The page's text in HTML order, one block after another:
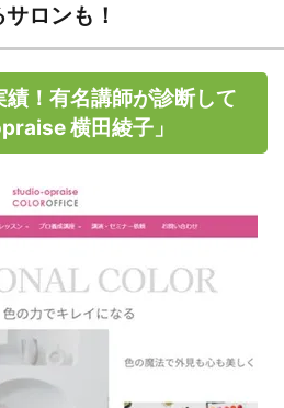
ロンも！
績！有名講師が診断して
横田綾子」